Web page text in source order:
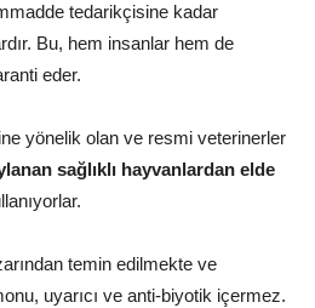
tedarikçisine kadar
Bu, hem insanlar hem de
eder.
yönelik olan ve resmi veterinerler
sağlıklı hayvanlardan elde
temin edilmekte ve
uyarıcı ve anti-biyotik içermez.